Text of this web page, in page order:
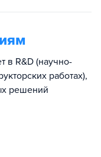
в R&D (научно-
работах),
решений